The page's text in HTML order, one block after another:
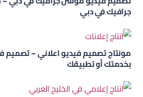
جرافيك في دبي
مونتاج تصميم فيديو اعلاني – تصميم
بخدمتك أو تطبيقك